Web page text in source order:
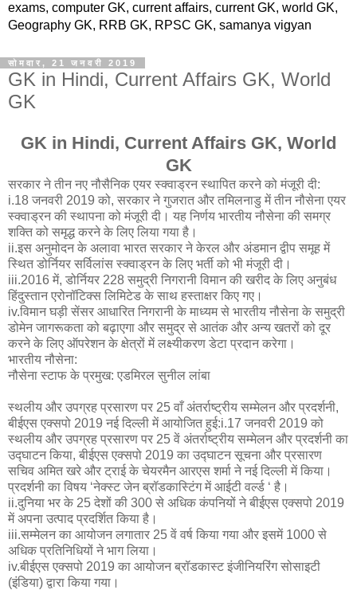
exams, computer GK, current affairs, current GK, world GK,
Geography GK, RRB GK, RPSC GK, samanya vigyan
सोमवार, 21 जनवरी 2019
GK in Hindi, Current Affairs GK, World
GK
GK in Hindi, Current Affairs GK, World
GK
सरकार ने तीन नए नौसैनिक एयर स्क्वाड्रन स्थापित करने को मंजूरी दी:
i.18 जनवरी 2019 को, सरकार ने गुजरात और तमिलनाडु में तीन नौसेना एयर
स्क्वाड्रन की स्थापना को मंजूरी दी। यह निर्णय भारतीय नौसेना की समग्र
शक्ति को समृद्ध करने के लिए लिया गया है।
ii.इस अनुमोदन के अलावा भारत सरकार ने केरल और अंडमान द्वीप समूह में
स्थित डोर्नियर सर्विलांस स्क्वाड्रन के लिए भर्ती को भी मंजूरी दी।
iii.2016 में, डोर्नियर 228 समुद्री निगरानी विमान की खरीद के लिए अनुबंध
हिंदुस्तान एरोनॉटिक्स लिमिटेड के साथ हस्ताक्षर किए गए।
iv.विमान घड़ी सेंसर आधारित निगरानी के माध्यम से भारतीय नौसेना के समुद्री
डोमेन जागरूकता को बढ़ाएगा और समुद्र से आतंक और अन्य खतरों को दूर
करने के लिए ऑपरेशन के क्षेत्रों में लक्ष्यीकरण डेटा प्रदान करेगा।
भारतीय नौसेना:
नौसेना स्टाफ के प्रमुख: एडमिरल सुनील लांबा
स्थलीय और उपग्रह प्रसारण पर 25 वाँ अंतर्राष्ट्रीय सम्मेलन और प्रदर्शनी,
बीईएस एक्सपो 2019 नई दिल्ली में आयोजित हुई:i.17 जनवरी 2019 को
स्थलीय और उपग्रह प्रसारण पर 25 वें अंतर्राष्ट्रीय सम्मेलन और प्रदर्शनी का
उद्घाटन किया, बीईएस एक्सपो 2019 का उद्घाटन सूचना और प्रसारण
सचिव अमित खरे और ट्राई के चेयरमैन आरएस शर्मा ने नई दिल्ली में किया।
प्रदर्शनी का विषय ‘नेक्स्ट जेन ब्रॉडकास्टिंग में आईटी वर्ल्ड ‘ है।
ii.दुनिया भर के 25 देशों की 300 से अधिक कंपनियों ने बीईएस एक्सपो 2019
में अपना उत्पाद प्रदर्शित किया है।
iii.सम्मेलन का आयोजन लगातार 25 वें वर्ष किया गया और इसमें 1000 से
अधिक प्रतिनिधियों ने भाग लिया।
iv.बीईएस एक्सपो 2019 का आयोजन ब्रॉडकास्ट इंजीनियरिंग सोसाइटी
(इंडिया) द्वारा किया गया।